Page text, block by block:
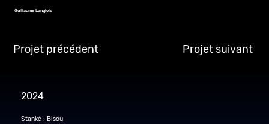
Guillaume Langlois
Projet précédent Projet suivant
2024
Stanké : Bisou